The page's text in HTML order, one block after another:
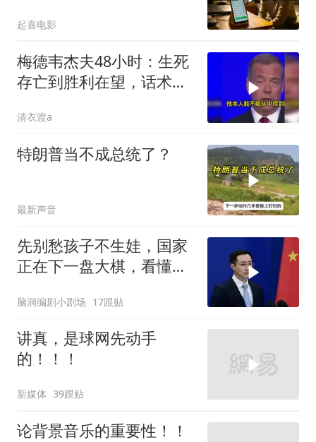
起喜电影
梅德韦杰夫48小时：生死
存亡到胜利在望，话术变
清衣渡a
特朗普当不成总统了？
最新声音
先别愁孩子不生娃，国家
正在下一盘大棋，看懂的
脑洞编剧小剧场 17跟贴
讲真，是球网先动手
的！！！
新媒体 39跟贴
论背景音乐的重要性！！